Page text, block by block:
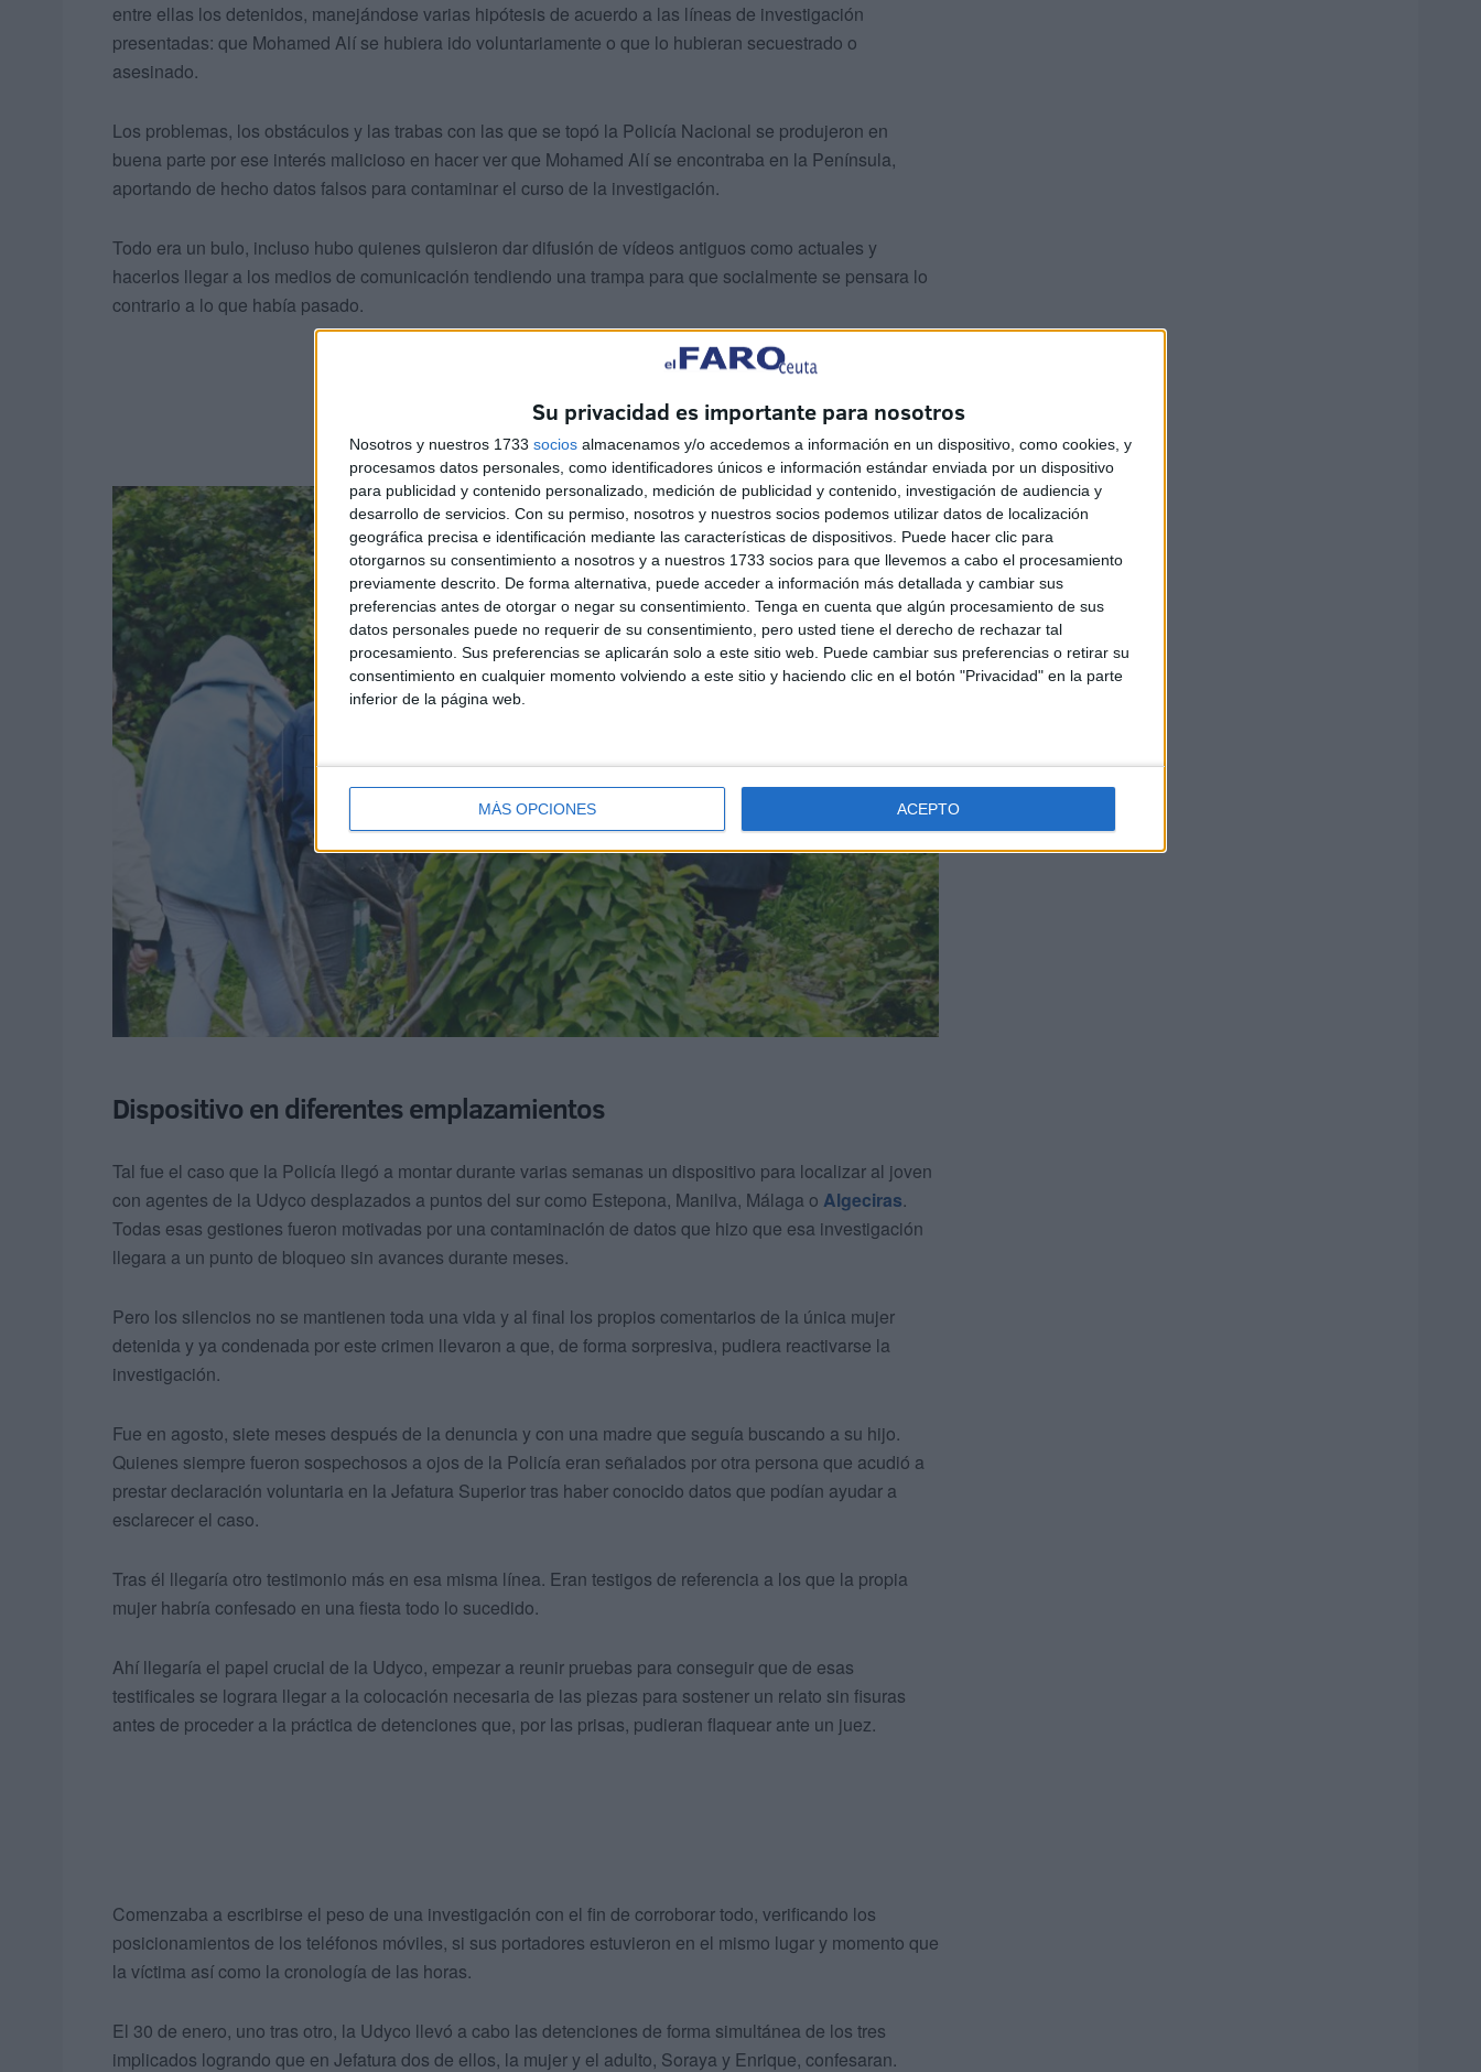
Su privacidad es importante para nosotros
Nosotros y nuestros 1733 socios almacenamos y/o accedemos a información en un dispositivo, como cookies, y
procesamos datos personales, como identificadores únicos e información estándar enviada por un dispositivo
para publicidad y contenido personalizado, medición de publicidad y contenido, investigación de audiencia y
desarrollo de servicios. Con su permiso, nosotros y nuestros socios podemos utilizar datos de localización
geográfica precisa e identificación mediante las características de dispositivos. Puede hacer clic para
otorgarnos su consentimiento a nosotros y a nuestros 1733 socios para que llevemos a cabo el procesamiento
previamente descrito. De forma alternativa, puede acceder a información más detallada y cambiar sus
preferencias antes de otorgar o negar su consentimiento. Tenga en cuenta que algún procesamiento de sus
datos personales puede no requerir de su consentimiento, pero usted tiene el derecho de rechazar tal
procesamiento. Sus preferencias se aplicarán solo a este sitio web. Puede cambiar sus preferencias o retirar su
consentimiento en cualquier momento volviendo a este sitio y haciendo clic en el botón "Privacidad" en la parte
inferior de la página web.
MÁS OPCIONES ACEPTO
entre ellas los detenidos, manejándose varias hipótesis de acuerdo a las líneas de investigación
presentadas: que Mohamed Alí se hubiera ido voluntariamente o que lo hubieran secuestrado o
asesinado.
Los problemas, los obstáculos y las trabas con las que se topó la Policía Nacional se produjeron en
buena parte por ese interés malicioso en hacer ver que Mohamed Alí se encontraba en la Península,
aportando de hecho datos falsos para contaminar el curso de la investigación.
Todo era un bulo, incluso hubo quienes quisieron dar difusión de vídeos antiguos como actuales y
hacerlos llegar a los medios de comunicación tendiendo una trampa para que socialmente se pensara lo
contrario a lo que había pasado.
Dispositivo en diferentes emplazamientos
Tal fue el caso que la Policía llegó a montar durante varias semanas un dispositivo para localizar al joven
con agentes de la Udyco desplazados a puntos del sur como Estepona, Manilva, Málaga o Algeciras.
Todas esas gestiones fueron motivadas por una contaminación de datos que hizo que esa investigación
llegara a un punto de bloqueo sin avances durante meses.
Pero los silencios no se mantienen toda una vida y al final los propios comentarios de la única mujer
detenida y ya condenada por este crimen llevaron a que, de forma sorpresiva, pudiera reactivarse la
investigación.
Fue en agosto, siete meses después de la denuncia y con una madre que seguía buscando a su hijo.
Quienes siempre fueron sospechosos a ojos de la Policía eran señalados por otra persona que acudió a
prestar declaración voluntaria en la Jefatura Superior tras haber conocido datos que podían ayudar a
esclarecer el caso.
Tras él llegaría otro testimonio más en esa misma línea. Eran testigos de referencia a los que la propia
mujer habría confesado en una fiesta todo lo sucedido.
Ahí llegaría el papel crucial de la Udyco, empezar a reunir pruebas para conseguir que de esas
testificales se lograra llegar a la colocación necesaria de las piezas para sostener un relato sin fisuras
antes de proceder a la práctica de detenciones que, por las prisas, pudieran flaquear ante un juez.
Comenzaba a escribirse el peso de una investigación con el fin de corroborar todo, verificando los
posicionamientos de los teléfonos móviles, si sus portadores estuvieron en el mismo lugar y momento que
la víctima así como la cronología de las horas.
El 30 de enero, uno tras otro, la Udyco llevó a cabo las detenciones de forma simultánea de los tres
implicados logrando que en Jefatura dos de ellos, la mujer y el adulto, Soraya y Enrique, confesaran.